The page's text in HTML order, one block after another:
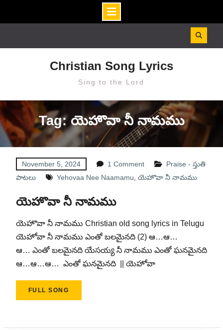
Christian Song Lyrics
Sing to the Lord
Tag: యెహొవా నీ నామము
November 5, 2024 1 Comment
Praise - స్తుతి
పాటలు
Yehovaa Nee Naamamu యెహొవా నీ నామము
యెహొవా నీ నామము
యెహొవా నీ నామము Christian old song lyrics in Telugu
యెహోవా నీ నామము ఎంతో బలమైనది (2) ఆ…ఆ…
ఆ… ఎంతో బలమైనది యేసయ్య నీ నామము ఎంతో ఘనమైనది
ఆ…ఆ…ఆ… ఎంతో ఘనమైనది || యెహోవా
FULL SONG